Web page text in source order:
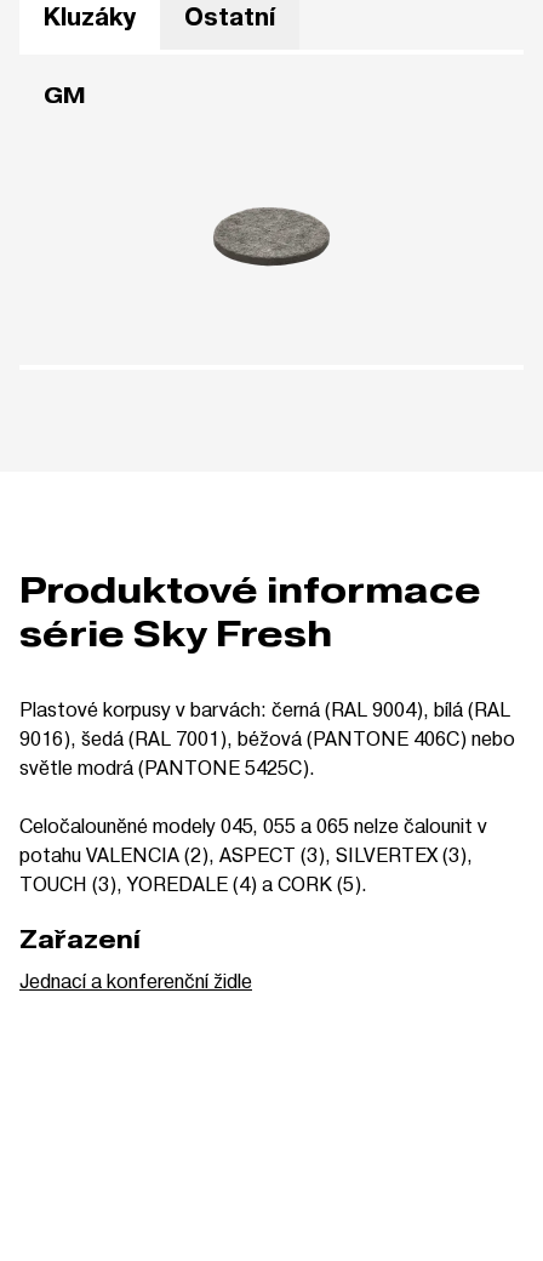
Kluzáky Ostatní
GM
Produktové informace
série Sky Fresh
Plastové korpusy v barvách: černá (RAL 9004), bílá (RAL
9016), šedá (RAL 7001), béžová (PANTONE 406C) nebo
světle modrá (PANTONE 5425C).
Celočalouněné modely 045, 055 a 065 nelze čalounit v
potahu VALENCIA (2), ASPECT (3), SILVERTEX (3),
TOUCH (3), YOREDALE (4) a CORK (5).
Zařazení
Jednací a konferenční židle